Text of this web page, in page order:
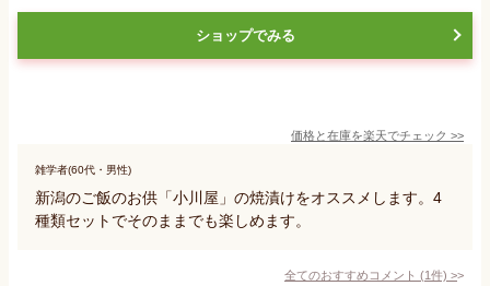
ショップでみる
価格と在庫を楽天でチェック >>
雑学者(60代・男性)
新潟のご飯のお供「小川屋」の焼漬けをオススメします。4
種類セットでそのままでも楽しめます。
全てのおすすめコメント (1件) >